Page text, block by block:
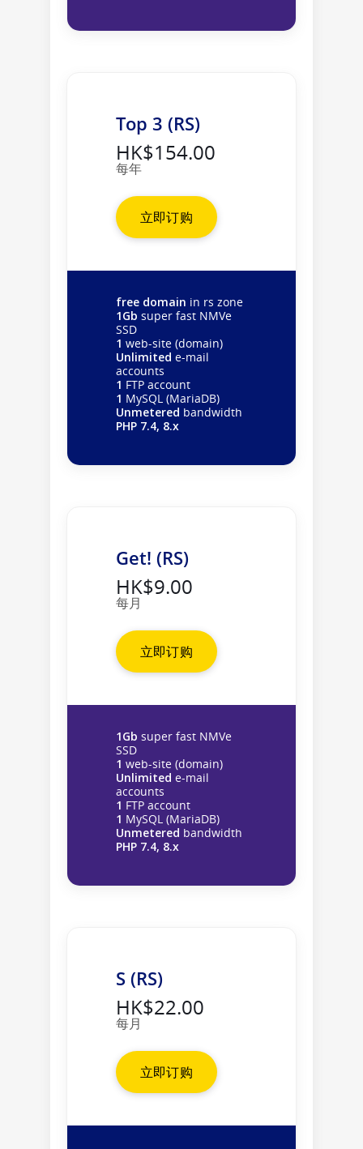
Top 3 (RS)
HK$154.00
每年
立即订购
free domain in rs zone
1Gb super fast NMVe
SSD
1 web-site (domain)
Unlimited e-mail
accounts
1 FTP account
1 MySQL (MariaDB)
Unmetered bandwidth
PHP 7.4, 8.x
Get! (RS)
HK$9.00
每月
立即订购
1Gb super fast NMVe
SSD
1 web-site (domain)
Unlimited e-mail
accounts
1 FTP account
1 MySQL (MariaDB)
Unmetered bandwidth
PHP 7.4, 8.x
S (RS)
HK$22.00
每月
立即订购